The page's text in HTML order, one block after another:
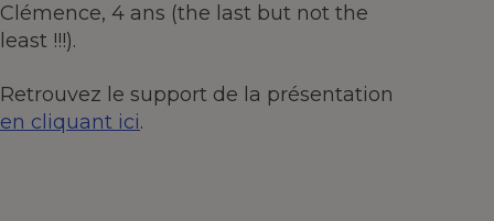
Clémence, 4 ans (the last but not the
least !!!).
Retrouvez le support de la présentation
en cliquant ici.